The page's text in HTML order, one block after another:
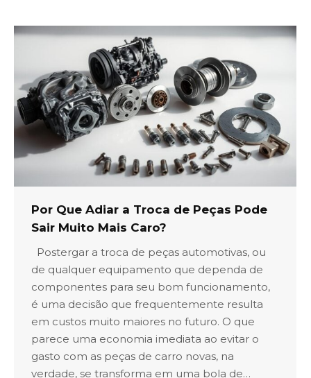
Por Que Adiar a Troca de Peças Pode
Sair Muito Mais Caro?
Postergar a troca de peças automotivas, ou
de qualquer equipamento que dependa de
componentes para seu bom funcionamento,
é uma decisão que frequentemente resulta
em custos muito maiores no futuro. O que
parece uma economia imediata ao evitar o
gasto com as peças de carro novas, na
verdade, se transforma em uma bola de…